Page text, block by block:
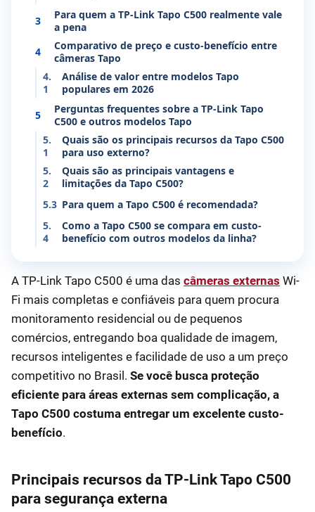
3
Para quem a TP-Link Tapo C500 realmente vale
a pena
4
Comparativo de preço e custo-benefício entre
câmeras Tapo
4.
1
Análise de valor entre modelos Tapo
populares em 2026
5
Perguntas frequentes sobre a TP-Link Tapo
C500 e outros modelos Tapo
5.
1
Quais são os principais recursos da Tapo C500
para uso externo?
5.
2
Quais são as principais vantagens e
limitações da Tapo C500?
5.3 Para quem a Tapo C500 é recomendada?
5.
4
Como a Tapo C500 se compara em custo-
benefício com outros modelos da linha?
A TP-Link Tapo C500 é uma das câmeras externas Wi-
Fi mais completas e confiáveis para quem procura
monitoramento residencial ou de pequenos
comércios, entregando boa qualidade de imagem,
recursos inteligentes e facilidade de uso a um preço
competitivo no Brasil. Se você busca proteção
eficiente para áreas externas sem complicação, a
Tapo C500 costuma entregar um excelente custo-
benefício.
Principais recursos da TP-Link Tapo C500
para segurança externa